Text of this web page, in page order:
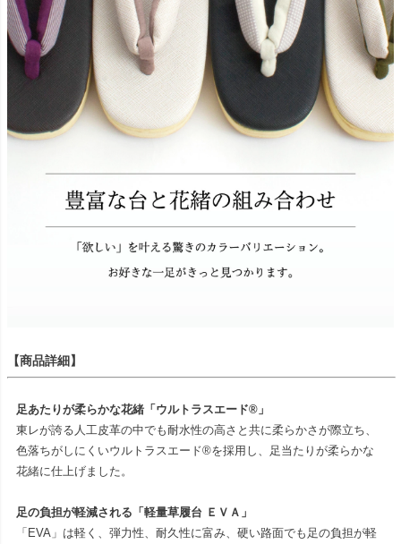
【商品詳細】
足あたりが柔らかな花緒「ウルトラスエード®」
東レが誇る人工皮革の中でも耐水性の高さと共に柔らかさが際立ち、
色落ちがしにくいウルトラスエード®を採用し、足当たりが柔らかな
花緒に仕上げました。
足の負担が軽減される「軽量草履台 ＥＶＡ」
「EVA」は軽く、弾力性、耐久性に富み、硬い路面でも足の負担が軽